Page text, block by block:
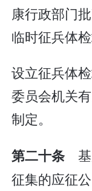
康行政部门
临时征兵体检
设立征兵体
委员会机关
制定。
第二十条 基
征集的应征